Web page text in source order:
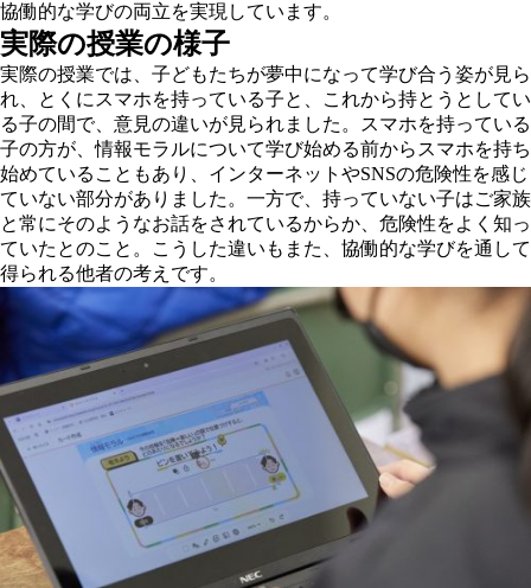
協働的な学びの両立を実現しています。
実際の授業の様子
実際の授業では、子どもたちが夢中になって学び合う姿が見ら
れ、とくにスマホを持っている子と、これから持とうとしてい
る子の間で、意見の違いが見られました。スマホを持っている
子の方が、情報モラルについて学び始める前からスマホを持ち
始めていることもあり、インターネットやSNSの危険性を感じ
ていない部分がありました。一方で、持っていない子はご家族
と常にそのようなお話をされているからか、危険性をよく知っ
ていたとのこと。こうした違いもまた、協働的な学びを通して
得られる他者の考えです。